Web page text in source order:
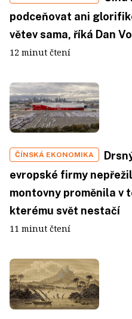
podceňovat ani
větev sama, říká Dan
12 minut čtení
ČÍNSKÁ EKONOMIKA
evropské firmy
montovny proměnila v
kterému svět nestačí
11 minut čtení